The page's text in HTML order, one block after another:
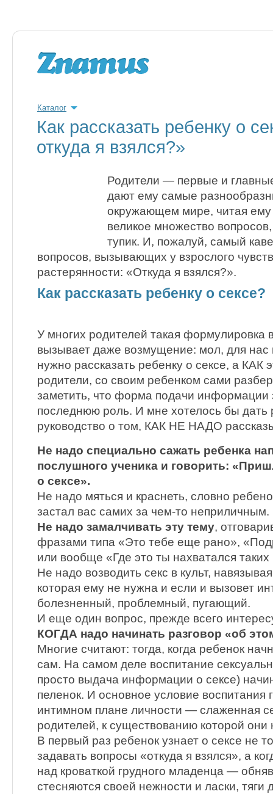
Каталог
Как рассказать ребенку о
откуда я взялся?»
Родители — первые и
дают ему самые
окружающем мире, читая ему
великое множество
тупик. И, пожалуй, самый
вопросов, вызывающих у взрослого
растерянности: «Откуда я взялся?».
Как рассказать ребенку о сексе?
У многих родителей такая формулировка
вызывает даже возмущение: мол, для
нужно рассказать ребенку о сексе, а КАК
родители, со своим ребенком сами
заметить, что форма подачи информации
последнюю роль. И мне хотелось бы дать
руководство о том, КАК НЕ НАДО
Не надо специально сажать ребенка
послушного ученика и говорить:
о сексе».
Не надо мяться и краснеть, словно
застал вас самих за чем-то неприличным.
Не надо замалчивать эту тему,
фразами типа «Это тебе еще рано»,
или вообще «Где это ты нахватался таких
Не надо возводить секс в культ,
которая ему не нужна и если и вызовет
болезненный, проблемный, пугающий.
И еще один вопрос, прежде всего
КОГДА надо начинать разговор «об
Многие считают: тогда, когда ребенок
сам. На самом деле воспитание
просто выдача информации о сексе)
пеленок. И основное условие воспитания
интимном плане личности — слаженная
родителей, к существованию которой они
В первый раз ребенок узнает о сексе не
задавать вопросы «откуда я взялся», а
над кроваткой грудного младенца —
стесняются своей нежности и ласки, тяги